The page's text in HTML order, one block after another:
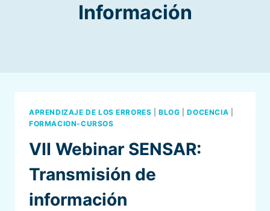
Información
APRENDIZAJE DE LOS ERRORES |BLOG |DOCENCIA
FORMACION-CURSOS
VII Webinar SENSAR:
Transmisión de
información